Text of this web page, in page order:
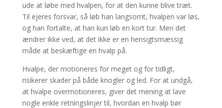
ude at løbe med hvalpen, for at den kunne blive træt.
Til ejeres forsvar, så løb han langsomt, hvalpen var løs,
og han fortalte, at han kun løb en kort tur. Men det
ændrer ikke ved, at det ikke er en hensigtsmæssig
måde at beskæftige en hvalp på.
Hvalpe, der motioneres for meget og for tidligt,
risikerer skader på både knogler og led. For at undgå,
at hvalpe overmotioneres, giver det mening at lave
nogle enkle retningslinjer til, hvordan en hvalp bør